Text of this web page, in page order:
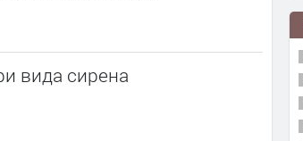
вида сирена